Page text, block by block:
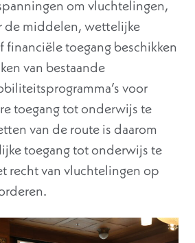
om vluchtelingen,
de middelen, wettelijke
toegang beschikken
van bestaande
voor
toegang tot onderwijs te
van de route is daarom
toegang tot onderwijs te
recht van vluchtelingen op